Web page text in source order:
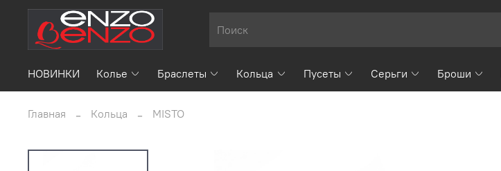
НОВИНКИ Колье Браслеты Кольца Пусеты Серьги Броши
Главная Кольца MISTO